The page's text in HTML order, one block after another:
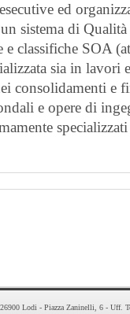
ed
sistema di
classifiche SOA
sia in
consolidamenti e
e opere di
26900 Lodi - Piazza Zaninelli, 6 - Uff.